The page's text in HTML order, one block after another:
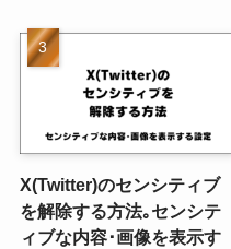
X(Twitter)のセンシティブ
を解除する方法｡センシテ
ィブな内容･画像を表示す